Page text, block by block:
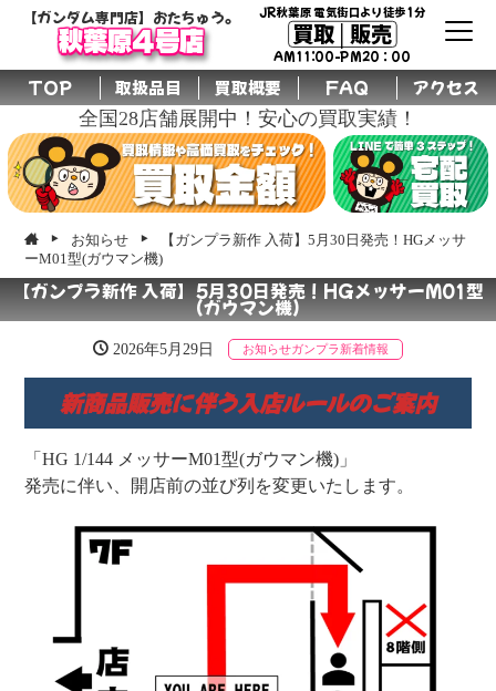
【ガンダム専門店】おたちゅう。
秋葉原4号店
JR秋葉原 電気街口より徒歩1分
買取│販売
AM11:00-PM20：00
TOP 取扱品目 買取概要 FAQ アクセス
全国28店舗展開中！安心の買取実績！
お知らせ
【ガンプラ新作 入荷】5月30日発売！HGメッサ
ーM01型(ガウマン機)
【ガンプラ新作 入荷】5月30日発売！HGメッサーM01型
(ガウマン機)
2026年5月29日 お知らせガンプラ 新着情報
新商品販売に伴う入店ルールのご案内
「HG 1/144 メッサーM01型(ガウマン機)」
発売に伴い、開店前の並び列を変更いたします。